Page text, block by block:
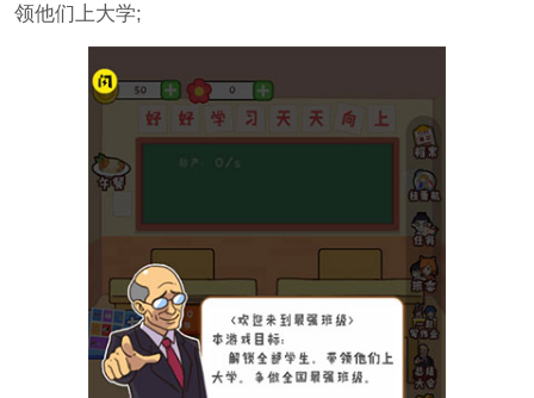
领他们上大学;